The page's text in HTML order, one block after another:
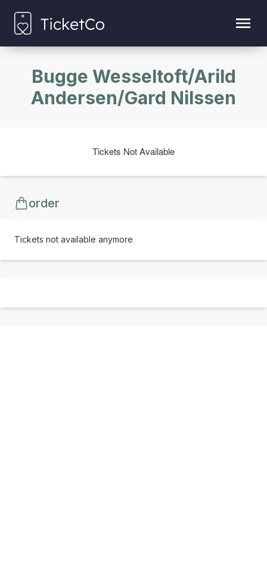
Bugge Wesseltoft/Arild
Andersen/Gard Nilssen
Tickets Not Available
order
Tickets not available anymore